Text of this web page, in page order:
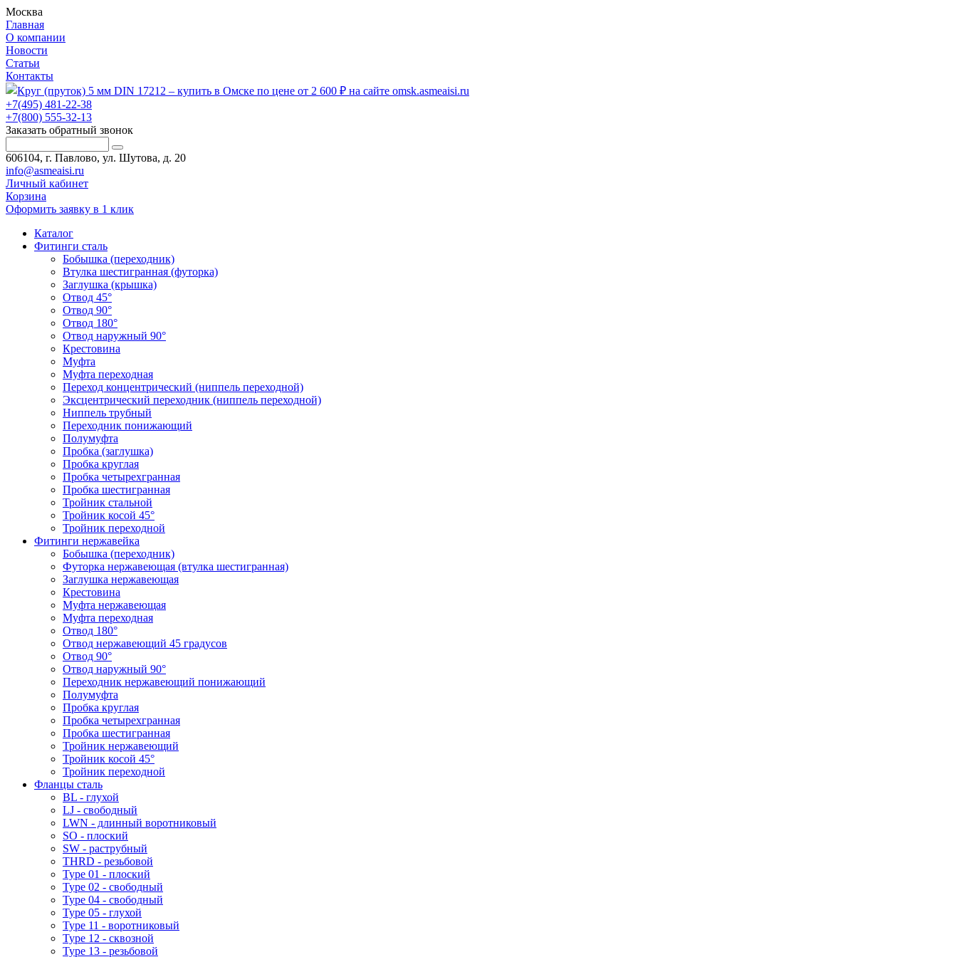
Москва
Главная
О компании
Новости
Статьи
Контакты
+7(495) 481-22-38
+7(800) 555-32-13
Заказать обратный звонок
606104, г. Павлово, ул. Шутова, д. 20
info@asmeaisi.ru
Личный кабинет
Корзина
Оформить заявку в 1 клик
Каталог
Фитинги сталь
Бобышка (переходник)
Втулка шестигранная (футорка)
Заглушка (крышка)
Отвод 45°
Отвод 90°
Отвод 180°
Отвод наружный 90°
Крестовина
Муфта
Муфта переходная
Переход концентрический (ниппель переходной)
Эксцентрический переходник (ниппель переходной)
Ниппель трубный
Переходник понижающий
Полумуфта
Пробка (заглушка)
Пробка круглая
Пробка четырехгранная
Пробка шестигранная
Тройник стальной
Тройник косой 45°
Тройник переходной
Фитинги нержавейка
Бобышка (переходник)
Футорка нержавеющая (втулка шестигранная)
Заглушка нержавеющая
Крестовина
Муфта нержавеющая
Муфта переходная
Отвод 180°
Отвод нержавеющий 45 градусов
Отвод 90°
Отвод наружный 90°
Переходник нержавеющий понижающий
Полумуфта
Пробка круглая
Пробка четырехгранная
Пробка шестигранная
Тройник нержавеющий
Тройник косой 45°
Тройник переходной
Фланцы сталь
BL - глухой
LJ - свободный
LWN - длинный воротниковый
SO - плоский
SW - раструбный
THRD - резьбовой
Type 01 - плоский
Type 02 - свободный
Type 04 - свободный
Type 05 - глухой
Type 11 - воротниковый
Type 12 - сквозной
Type 13 - резьбовой